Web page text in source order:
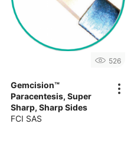
526
Gemcision™
Paracentesis, Super
Sharp, Sharp Sides
FCI SAS